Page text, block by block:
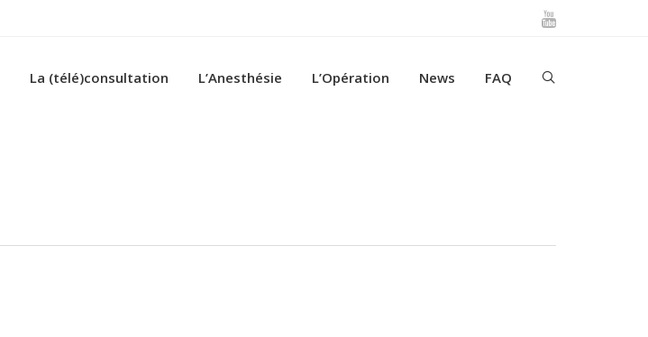
La (télé)consultation L’Anesthésie L’Opération News FAQ